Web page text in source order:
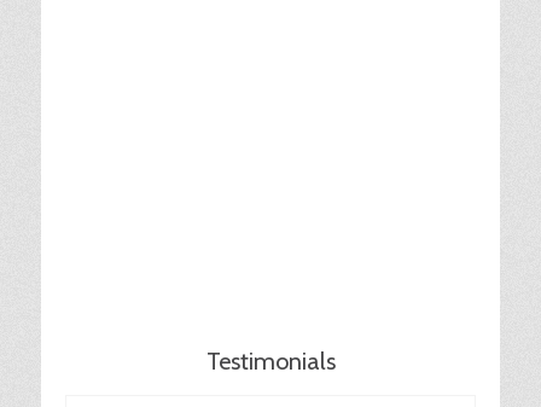
Testimonials